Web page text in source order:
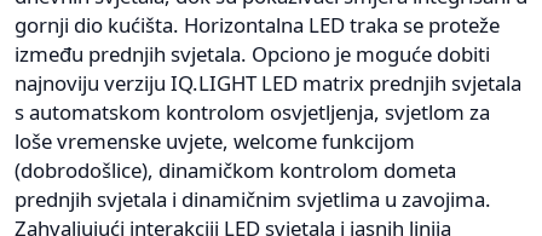
gornji dio kućišta. Horizontalna LED traka se proteže
između prednjih svjetala. Opciono je moguće dobiti
najnoviju verziju IQ.LIGHT LED matrix prednjih svjetala
s automatskom kontrolom osvjetljenja, svjetlom za
loše vremenske uvjete, welcome funkcijom
(dobrodošlice), dinamičkom kontrolom dometa
prednjih svjetala i dinamičnim svjetlima u zavojima.
Zahvaljujući interakciji LED svjetala i jasnih linija